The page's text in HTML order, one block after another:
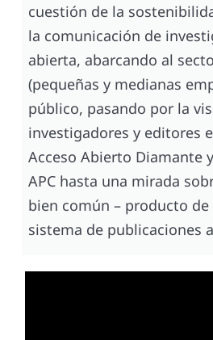
cuestión de la
la comunicación de
abierta, abarcando al
(pequeñas y medianas
público, pasando por la
investigadores y editores
Acceso Abierto Diamante
APC hasta una mirada
bien común – producto de
sistema de publicaciones